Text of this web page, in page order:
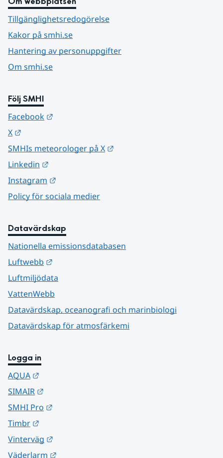
Tillgänglighetsredogörelse
Kakor på smhi.se
Hantering av personuppgifter
Om smhi.se
Följ SMHI
Facebook
X
SMHIs meteorologer på X
Linkedin
Instagram
Policy för sociala medier
Datavärdskap
Nationella emissionsdatabasen
Luftwebb
Luftmiljödata
VattenWebb
Datavärdskap, oceanografi och marinbiologi
Datavärdskap för atmosfärkemi
Logga in
AQUA
SIMAIR
SMHI Pro
Timbr
Vinterväg
Väderlarm